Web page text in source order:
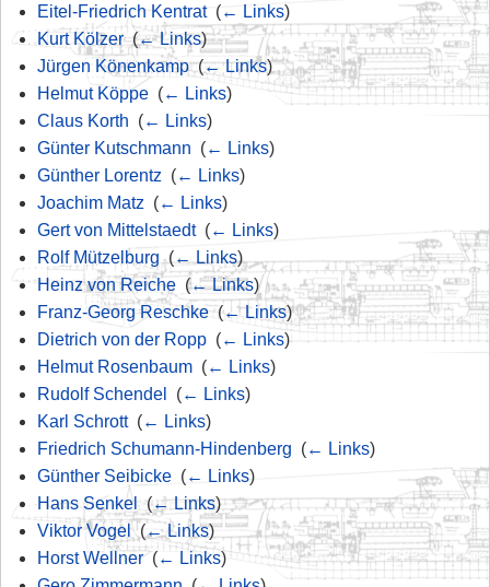
Eitel-Friedrich Kentrat‎ (← Links)
Kurt Kölzer‎(← Links)
Jürgen Könenkamp‎(← Links)
Helmut Köppe‎ (← Links)
Claus Korth (← Links)
Günter Kutschmann (← Links)
Günther Lorentz (← Links)
Joachim Matz (← Links)
Gert von Mittelstaedt‎ (← Links)
Rolf Mützelburg ‎(← Links)
Heinz von Reiche‎ (← Links)
Franz-Georg Reschke‎(← Links)
Dietrich von der Ropp‎ (← Links)
Helmut Rosenbaum‎ (← Links)
Rudolf Schendel
(← Links)
Karl Schrott‎ (← Links)
Friedrich Schumann-Hindenberg (← Links)
Günther Seibicke‎ (← Links)
Hans Senkel ‎(← Links)
Viktor Vogel ‎(← Links)
Horst Wellner‎(← Links)